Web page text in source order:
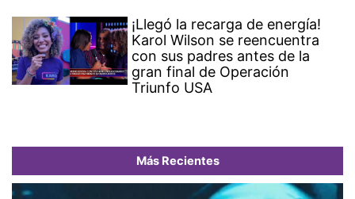
¡Llegó la recarga de energía!
Karol Wilson se reencuentra
con sus padres antes de la
gran final de Operación
Triunfo USA
Más Recientes